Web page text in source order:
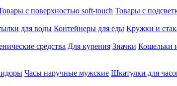
с поверхностью soft-touch Товары с
для воды Контейнеры для еды Кружки и
средства Для курения Значки Кошельки
Часы наручные мужские Шкатулки для